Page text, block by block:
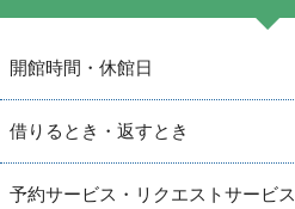
開館時間・休館日
借りるとき・返すとき
予約サービス・リクエストサービス